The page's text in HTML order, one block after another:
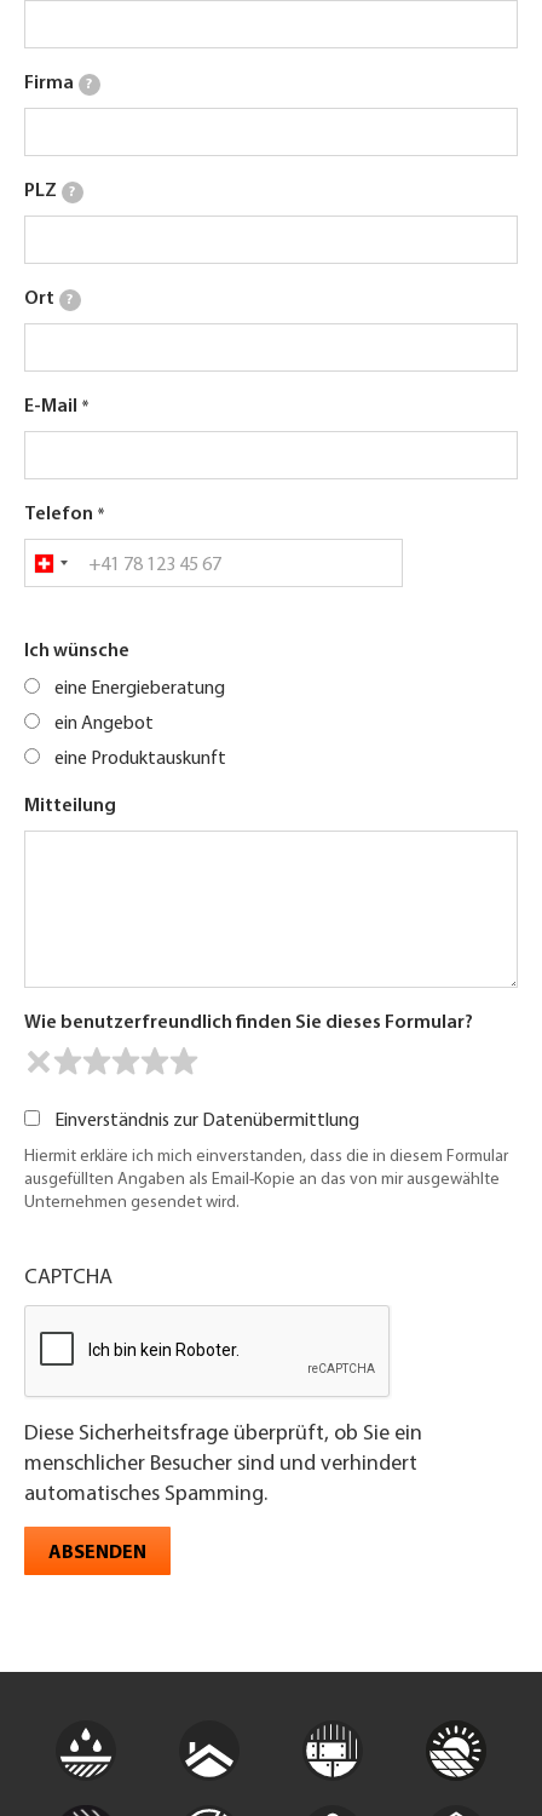
Firma ?
PLZ ?
Ort ?
E-Mail
Telefon
Ich wünsche
eine Energieberatung
ein Angebot
eine Produktauskunft
Mitteilung
Wie benutzerfreundlich finden Sie dieses Formular?
Einverständnis zur Datenübermittlung
Hiermit erkläre ich mich einverstanden, dass die in diesem Formular
ausgefüllten Angaben als Email-Kopie an das von mir ausgewählte
Unternehmen gesendet wird.
CAPTCHA
Diese Sicherheitsfrage überprüft, ob Sie ein
menschlicher Besucher sind und verhindert
automatisches Spamming.
ABSENDEN